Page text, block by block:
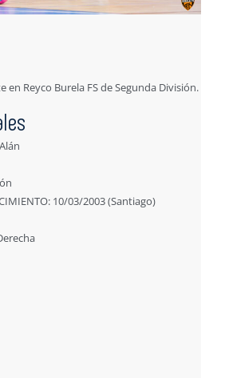
en Reyco Burela FS de Segunda División.
10/03/2003 (Santiago)